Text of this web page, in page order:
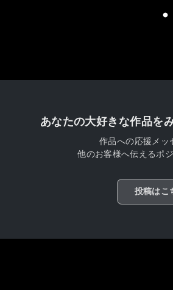
あなたの大好きな作品を
作品への応援メッ
他のお客様へ伝えるポ
投稿はこ